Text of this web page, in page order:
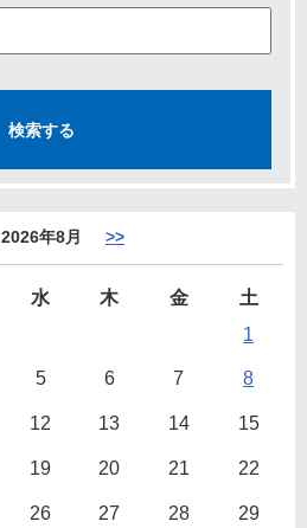
2026年8月 >>
水 木 金
土
1
5 6 7 8
12 13 14 15
19 20 21 22
26 27 28 29